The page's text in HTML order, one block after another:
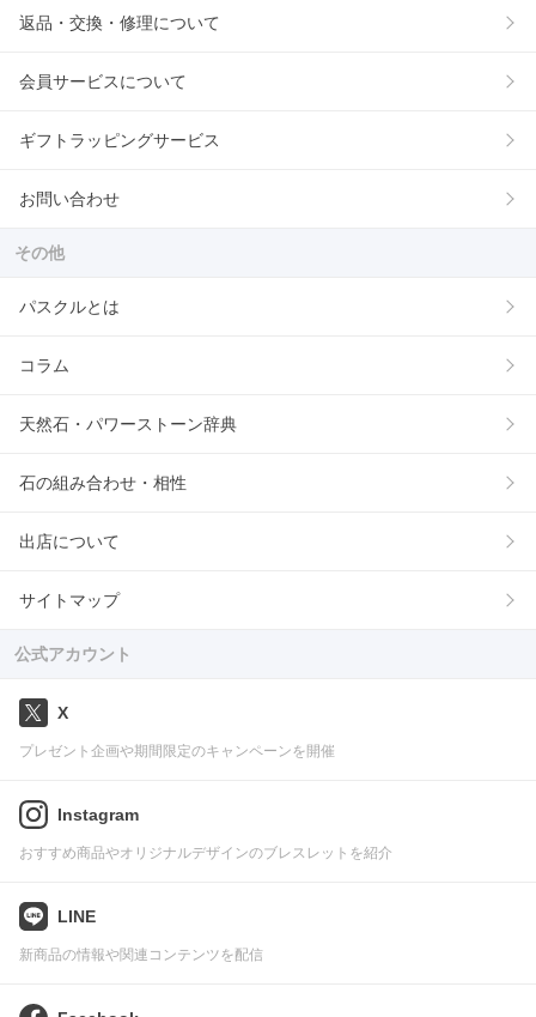
返品・交換・修理について
会員サービスについて
ギフトラッピングサービス
お問い合わせ
その他
パスクルとは
コラム
天然石・パワーストーン辞典
石の組み合わせ・相性
出店について
サイトマップ
公式アカウント
X
プレゼント企画や期間限定のキャンペーンを開催
Instagram
おすすめ商品やオリジナルデザインのブレスレットを紹介
LINE
新商品の情報や関連コンテンツを配信